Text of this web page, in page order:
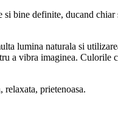
bine definite, ducand
lumina naturala si
a vibra imaginea. Culorile
relaxata, prietenoasa.